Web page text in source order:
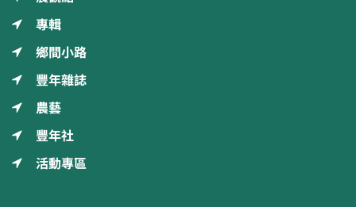
專輯
鄉間小路
豐年雜誌
農藝
豐年社
活動專區